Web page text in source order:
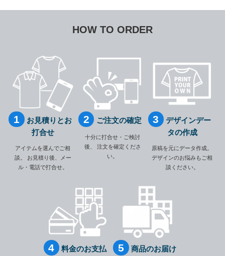
HOW TO ORDER
お見積りとお
打合せ
アイテムを選んでご相
談。
お見積り後、メー
ル・電話で打合せ。
ご注文の確定
十分に打合せ・ご検討
後、
注文を確定くださ
い。
デザインデー
タの作成
原稿を元にデータ作成。
デザインのお悩みもご相
談ください。
料金のお支払
商品のお届け